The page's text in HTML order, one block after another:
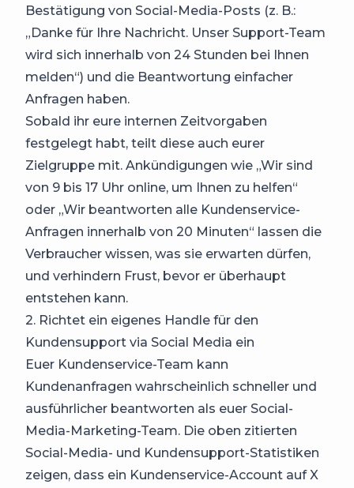
Bestätigung von Social-Media-Posts (z. B.:
„Danke für Ihre Nachricht. Unser Support-Team
wird sich innerhalb von 24 Stunden bei Ihnen
melden“) und die Beantwortung einfacher
Anfragen haben.
Sobald ihr eure internen Zeitvorgaben
festgelegt habt, teilt diese auch eurer
Zielgruppe mit. Ankündigungen wie „Wir sind
von 9 bis 17 Uhr online, um Ihnen zu helfen“
oder „Wir beantworten alle Kundenservice-
Anfragen innerhalb von 20 Minuten“ lassen die
Verbraucher wissen, was sie erwarten dürfen,
und verhindern Frust, bevor er überhaupt
entstehen kann.
2. Richtet ein eigenes Handle für den
Kundensupport via Social Media ein
Euer Kundenservice-Team kann
Kundenanfragen wahrscheinlich schneller und
ausführlicher beantworten als euer Social-
Media-Marketing-Team. Die oben zitierten
Social-Media- und Kundensupport-Statistiken
zeigen, dass ein Kundenservice-Account auf X